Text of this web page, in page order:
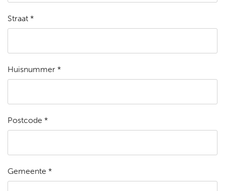
Straat *
Huisnummer *
Postcode *
Gemeente *